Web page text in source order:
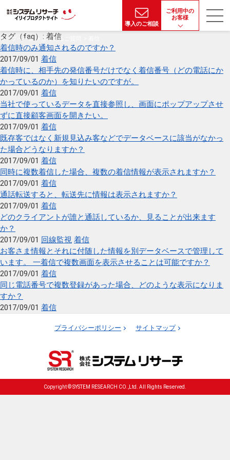
導入のご相談
ご利用中の
お客様
トップページ よくあるご質問
タグ（faq）: 着信
着信時のみ通知されるのですか？
2017/09/01 着信
着信時に、相手先の発信番号だけでなく着信番号（どの電話にか
かっているのか）を知りたいのですが。
2017/09/01 着信
当社で使っているデータを直接参照し、画面にポップアップさせ
ずに直接顧客画面を開きたい。
2017/09/01 着信
既存客ではなく新規見込み客などでデータベースに該当がなかっ
た場合どうなりますか？
2017/09/01 着信
同時に複数着信した場合、複数の着信情報が表示されますか？
2017/09/01 着信
通話転送すると、転送先に情報は表示されますか？
2017/09/01 着信
どのクライアントが誰と通話しているか、見ることが出来ます
か？
2017/09/01 回線監視 着信
お客さま情報とそれに付随した情報を別データベースで管理して
います。 一着信で複数画面を表示させることは可能ですか？
2017/09/01 着信
同じ電話番号で複数登録があった場合、どのような表示になりま
すか？
2017/09/01 着信
プライバシーポリシー サイトマップ
Copyright © SYSTEM RESEARCH CO.,Ltd. All Rights Reserved.